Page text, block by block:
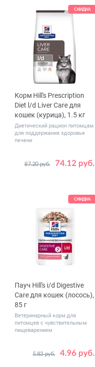
СКИДКА
Корм Hill's Prescription
Diet l/d Liver Care для
кошек (курица), 1.5 кг
Диетический рацион питомцам
для поддержания здоровья
печени
74.12 руб.
87.20 руб.
СКИДКА
Пауч Hill's i/d Digestive
Care для кошек (лосось),
85 г
Ветеринарный корм для
питомцев с чувствительным
пищеварением
4.96 руб.
5.83 руб.
Количество
1 12